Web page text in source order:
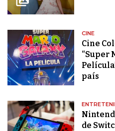
CINE
Cine
“Super
país
de